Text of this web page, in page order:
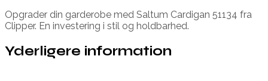
Opgrader din garderobe med Saltum Cardigan 51134 fra
Clipper. En investering i stil og holdbarhed.
Yderligere information